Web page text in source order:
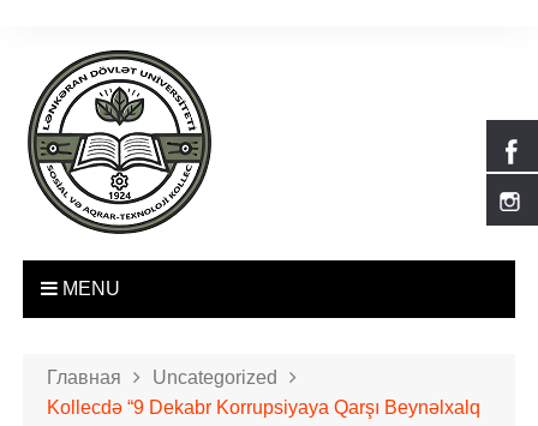
MENU
Главная
Uncategorized
Kollecdə “9 Dekabr Korrupsiyaya Qarşı Beynəlxalq